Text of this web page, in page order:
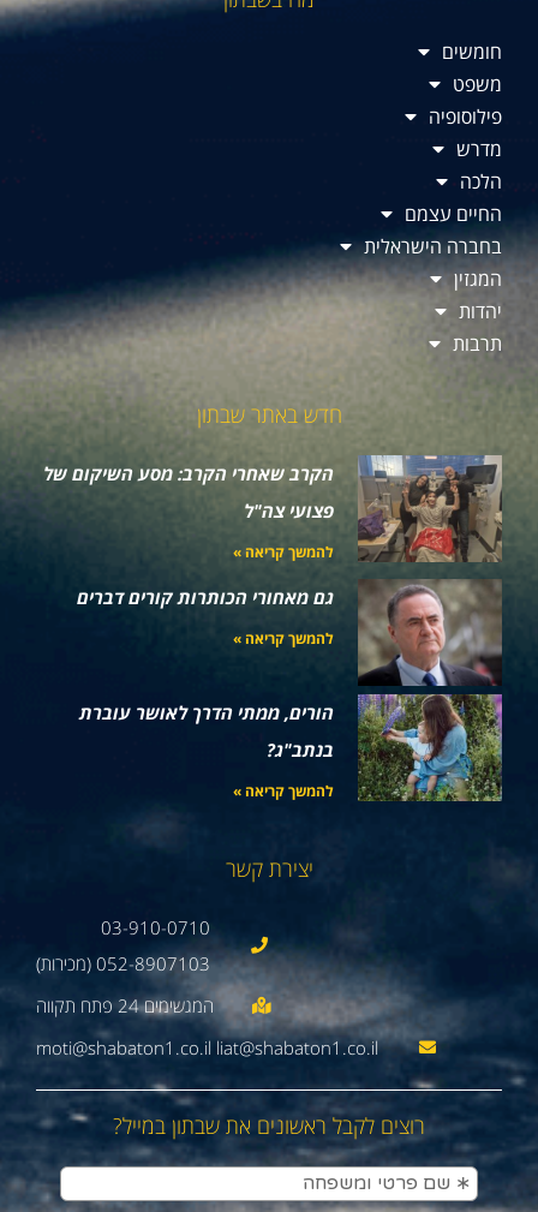
חומשים
משפט
פילוסופיה
מדרש
הלכה
החיים עצמם
בחברה הישראלית
המגזין
יהדות
תרבות
חדש באתר שבתון
הקרב שאחרי הקרב: מסע השיקום של
פצועי צה"ל
להמשך קריאה »
גם מאחורי הכותרות קורים דברים
להמשך קריאה »
הורים, ממתי הדרך לאושר עוברת
בנתב"ג?
להמשך קריאה »
יצירת קשר
03-910-0710
052-8907103 (מכירות)
moti@shabaton1.co.il liat@shabaton1.co.il
רוצים לקבל ראשונים את שבתון במייל?